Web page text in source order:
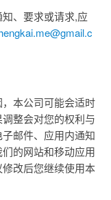
、要求或请求,应
本公司可能会适时
整会对您的权利与
邮件、应用内通知
的网站和移动应用
改后您继续使用本